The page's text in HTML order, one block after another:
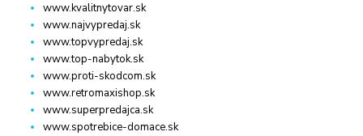
www.kvalitnytovar.sk
www.najvypredaj.sk
www.topvypredaj.sk
www.top-nabytok.sk
www.proti-skodcom.sk
www.retromaxishop.sk
www.superpredajca.sk
www.spotrebice-domace.sk